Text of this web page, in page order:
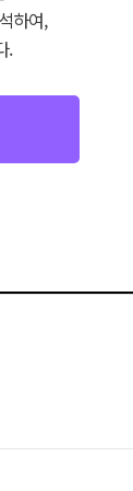
하여,
.